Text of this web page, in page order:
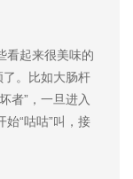
看起来很美味的
了。比如大肠杆
者”，一旦进入
“咕咕”叫，接